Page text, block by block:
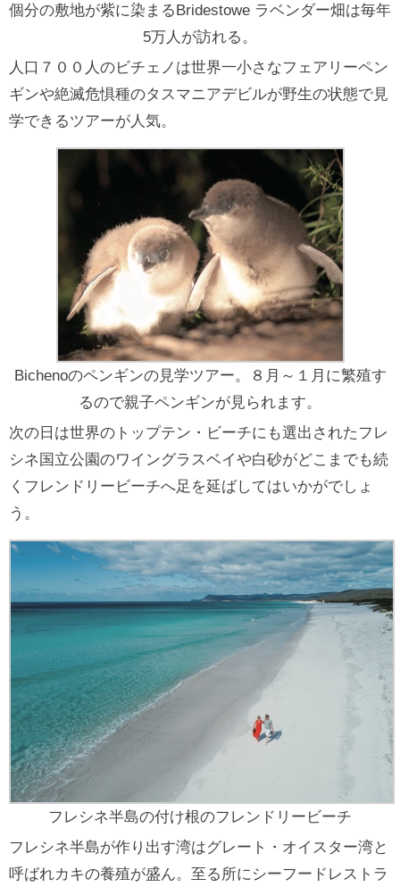
個分の敷地が紫に染まるBridestowe ラベンダー畑は毎年
5万人が訪れる。
人口７００人のビチェノは世界一小さなフェアリーペン
ギンや絶滅危惧種のタスマニアデビルが野生の状態で見
学できるツアーが人気。
Bichenoのペンギンの見学ツアー。８月～１月に繁殖す
るので親子ペンギンが見られます。
次の日は世界のトップテン・ビーチにも選出されたフレ
シネ国立公園のワイングラスベイや白砂がどこまでも続
くフレンドリービーチへ足を延ばしてはいかがでしょ
う。
フレシネ半島の付け根のフレンドリービーチ
フレシネ半島が作り出す湾はグレート・オイスター湾と
呼ばれカキの養殖が盛ん。至る所にシーフードレストラ